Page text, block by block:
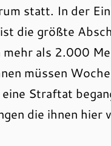
statt. In der
die größte
als 2.000
müssen
Straftat
die ihnen hier